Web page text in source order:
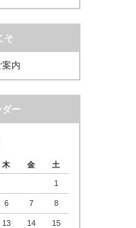
そ
内
ー
木 金 土
1
6 7 8
13 14 15